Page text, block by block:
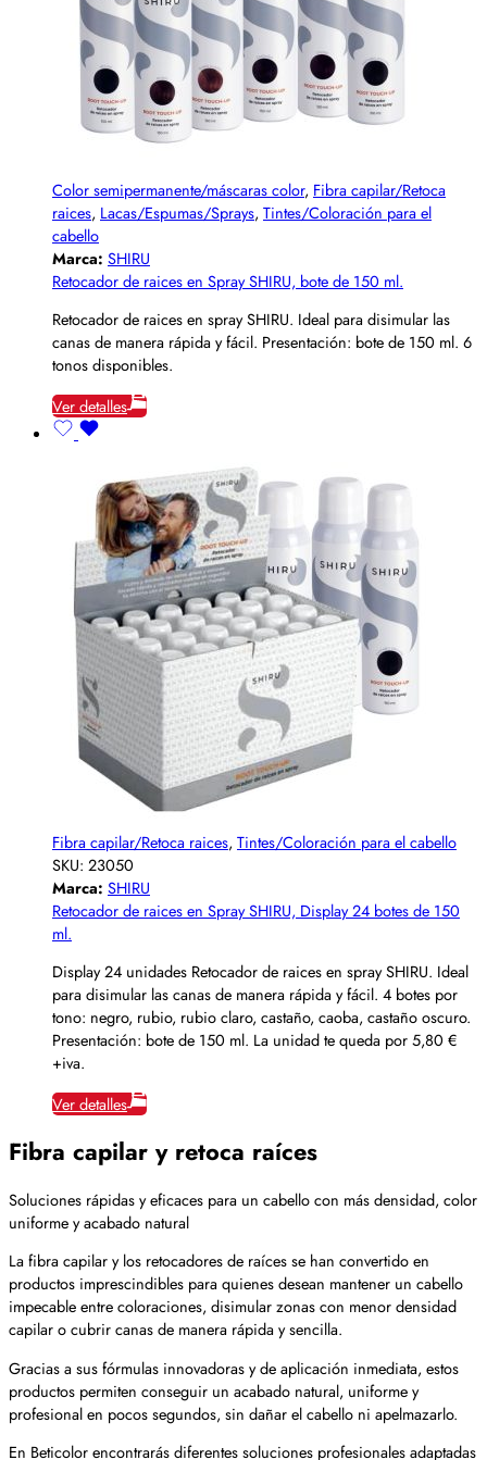
Color semipermanente/máscaras color, Fibra capilar/Retoca
raices, Lacas/Espumas/Sprays, Tintes/Coloración para el
cabello
Marca: SHIRU
Retocador de raices en Spray SHIRU, bote de 150 ml.
Retocador de raices en spray SHIRU. Ideal para disimular las
canas de manera rápida y fácil. Presentación: bote de 150 ml. 6
tonos disponibles.
Ver detalles
Fibra capilar/Retoca raices, Tintes/Coloración para el cabello
SKU: 23050
Marca: SHIRU
Retocador de raices en Spray SHIRU, Display 24 botes de 150
ml.
Display 24 unidades Retocador de raices en spray SHIRU. Ideal
para disimular las canas de manera rápida y fácil. 4 botes por
tono: negro, rubio, rubio claro, castaño, caoba, castaño oscuro.
Presentación: bote de 150 ml. La unidad te queda por 5,80 €
+iva.
Ver detalles
Fibra capilar y retoca raíces
Soluciones rápidas y eficaces para un cabello con más densidad, color
uniforme y acabado natural
La fibra capilar y los retocadores de raíces se han convertido en
productos imprescindibles para quienes desean mantener un cabello
impecable entre coloraciones, disimular zonas con menor densidad
capilar o cubrir canas de manera rápida y sencilla.
Gracias a sus fórmulas innovadoras y de aplicación inmediata, estos
productos permiten conseguir un acabado natural, uniforme y
profesional en pocos segundos, sin dañar el cabello ni apelmazarlo.
En Beticolor encontrarás diferentes soluciones profesionales adaptadas